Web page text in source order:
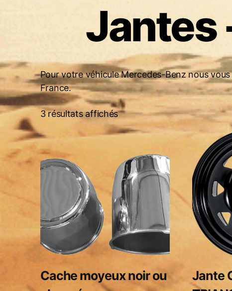
n
Jantes
Pour votre véhicule Mercedes-Benz nous
France.
3 résultats affichés
Cache moyeux noir ou
Jante